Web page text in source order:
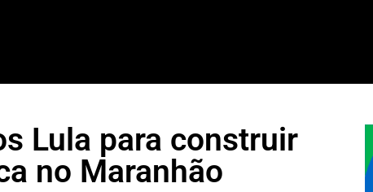
Lula para construir
no Maranhão